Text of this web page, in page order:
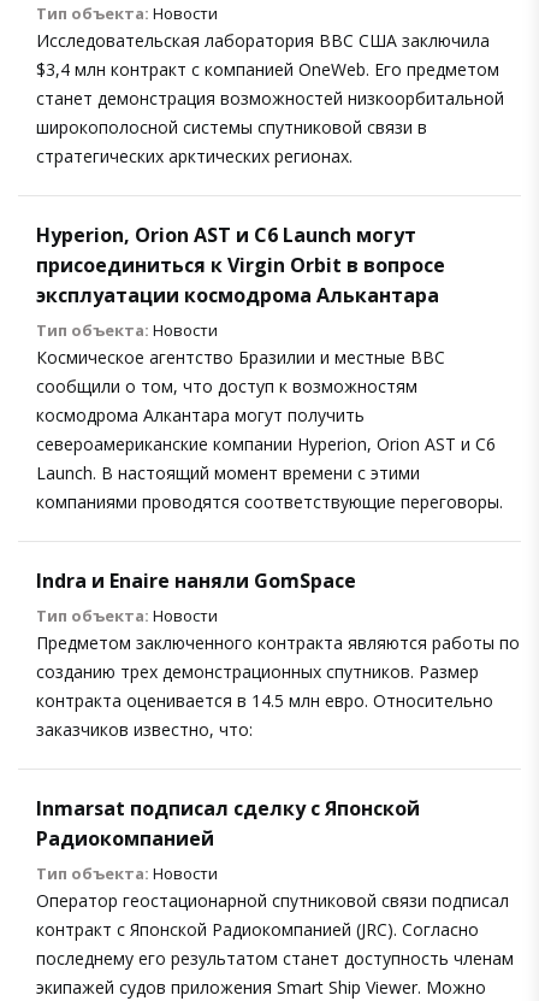
Тип объекта: Новости
Исследовательская лаборатория ВВС США заключила
$3,4 млн контракт с компанией OneWeb. Его предметом
станет демонстрация возможностей низкоорбитальной
широкополосной системы спутниковой связи в
стратегических арктических регионах.
Hyperion, Orion AST и C6 Launch могут
присоединиться к Virgin Orbit в вопросе
эксплуатации космодрома Алькантара
Тип объекта: Новости
Космическое агентство Бразилии и местные ВВС
сообщили о том, что доступ к возможностям
космодрома Алкантара могут получить
североамериканские компании Hyperion, Orion AST и C6
Launch. В настоящий момент времени с этими
компаниями проводятся соответствующие переговоры.
Indra и Enaire наняли GomSpace
Тип объекта: Новости
Предметом заключенного контракта являются работы по
созданию трех демонстрационных спутников. Размер
контракта оценивается в 14.5 млн евро. Относительно
заказчиков известно, что:
Inmarsat подписал сделку с Японской
Радиокомпанией
Тип объекта: Новости
Оператор геостационарной спутниковой связи подписал
контракт с Японской Радиокомпанией (JRC). Согласно
последнему его результатом станет доступность членам
экипажей судов приложения Smart Ship Viewer. Можно